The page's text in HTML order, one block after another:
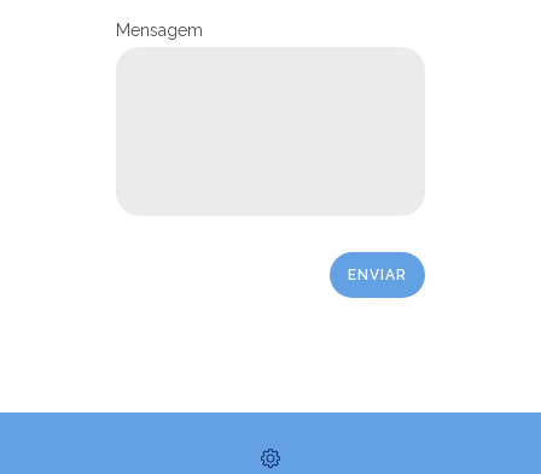
Mensagem